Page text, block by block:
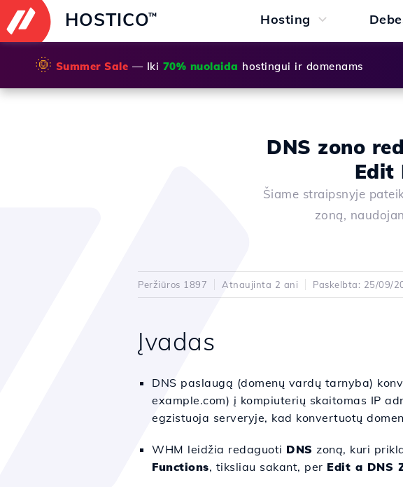
HOSTICO™ Hosting
🌞 Summer Sale — Iki 70% nuolaida hostingui ir domenams
DNS zono
Edit
Šiame straipsnyje
zoną,
Peržiūros 1897 Atnaujinta 2 ani Paskelbta: 25/09/
Įvadas
DNS paslaugą (domenų vardų tarnyba)
example.com) į kompiuterių skaitomas IP
egzistuoja serveryje, kad konvertuotų
WHM leidžia redaguoti DNS zoną, kuri
Functions, tiksliau sakant, per Edit a DNS